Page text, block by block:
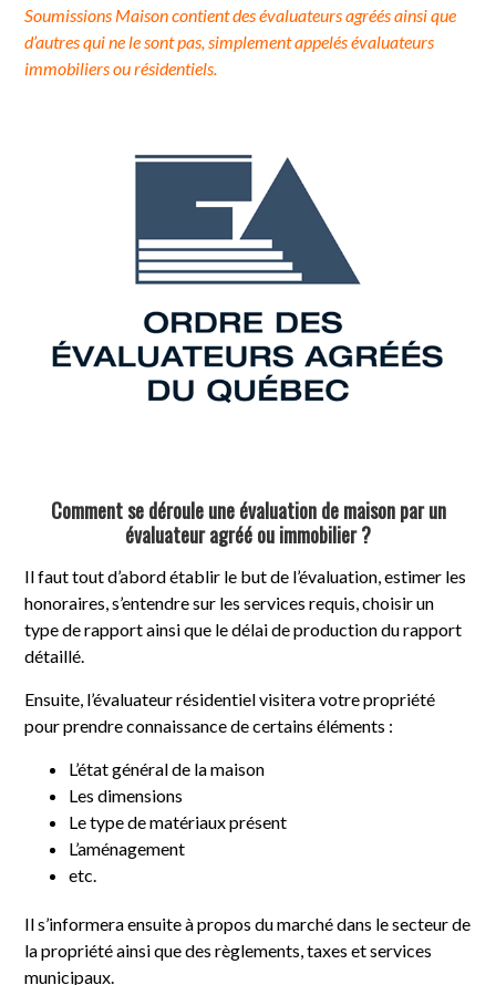
Soumissions Maison contient des évaluateurs agréés ainsi que
d’autres qui ne le sont pas, simplement appelés évaluateurs
immobiliers ou résidentiels.
Comment se déroule une évaluation de maison par un
évaluateur agréé ou immobilier ?
Il faut tout d’abord établir le but de l’évaluation, estimer les
honoraires, s’entendre sur les services requis, choisir un
type de rapport ainsi que le délai de production du rapport
détaillé.
Ensuite, l’évaluateur résidentiel visitera votre propriété
pour prendre connaissance de certains éléments :
L’état général de la maison
Les dimensions
Le type de matériaux présent
L’aménagement
etc.
Il s’informera ensuite à propos du marché dans le secteur de
la propriété ainsi que des règlements, taxes et services
municipaux.